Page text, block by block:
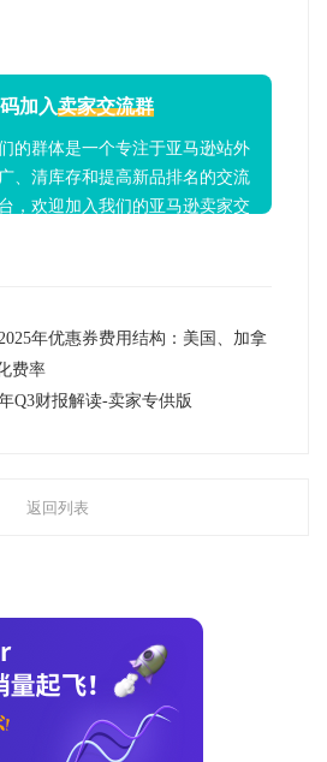
加入卖家交流群
的群体是一个专注于亚马逊站外
、清库存和提高新品排名的交流
，欢迎加入我们的亚马逊卖家交
年优惠券费用结构：美国、加拿
费率
Q3财报解读-卖家专供版
返回列表